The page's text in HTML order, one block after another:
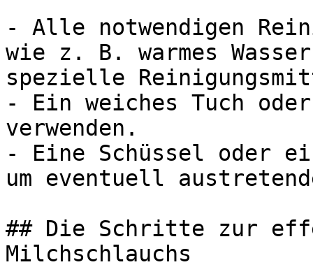
- Alle notwendigen
wie z. B. warmes
spezielle
- Ein weiches Tuch oder
verwenden.
- Eine Schüssel oder
um eventuell
## Die Schritte zur
Milchschlauchs